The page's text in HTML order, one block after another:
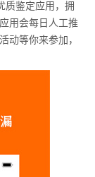
质鉴定应用，拥
用会每日人工推
动等你来参加，